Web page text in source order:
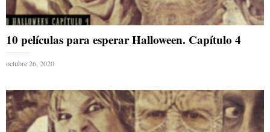
10 películas para esperar Halloween. Capítulo 4
octubre 26, 2020